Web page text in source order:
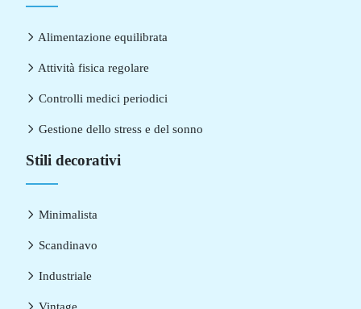
Alimentazione equilibrata
Attività fisica regolare
Controlli medici periodici
Gestione dello stress e del sonno
Stili decorativi
Minimalista
Scandinavo
Industriale